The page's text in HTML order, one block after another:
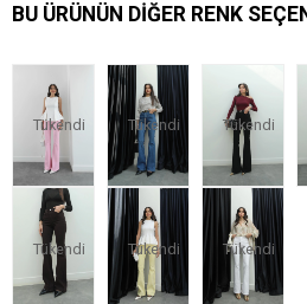
BU ÜRÜNÜN DIĞER RENK
Tükendi Tükendi Tükendi
Tükendi Tükendi Tükendi